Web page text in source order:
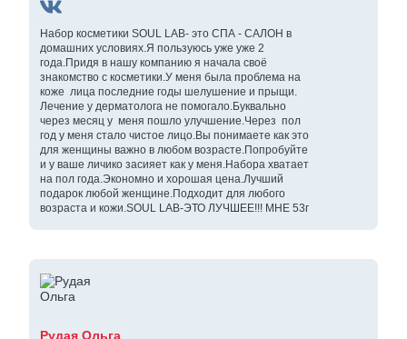
Набор косметики SOUL LAB- это СПА - САЛОН в
домашних условиях.Я пользуюсь уже уже 2
года.Придя в нашу компанию я начала своё
знакомство с косметики.У меня была проблема на
коже лица последние годы шелушение и прыщи.
Лечение у дерматолога не помогало.Буквально
через месяц у меня пошло улучшение.Через пол
год у меня стало чистое лицо.Вы понимаете как это
для женщины важно в любом возрасте.Попробуйте
и у ваше личико засияет как у меня.Набора хватает
на пол года.Экономно и хорошая цена.Лучший
подарок любой женщине.Подходит для любого
возраста и кожи.SOUL LAB-ЭТО ЛУЧШЕЕ!!! МНЕ 53г
Рудая Ольга